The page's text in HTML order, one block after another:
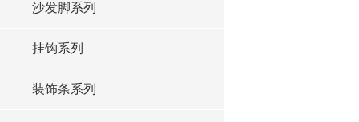
沙发脚系列
挂钩系列
装饰条系列